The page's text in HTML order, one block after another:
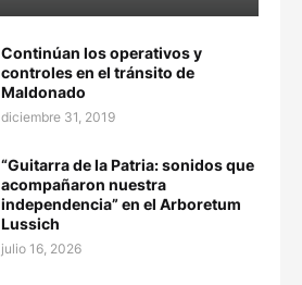
Continúan los operativos y
controles en el tránsito de
Maldonado
diciembre 31, 2019
“Guitarra de la Patria: sonidos que
acompañaron nuestra
independencia” en el Arboretum
Lussich
julio 16, 2026